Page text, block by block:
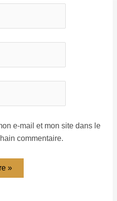
e-mail et mon site dans le
commentaire.